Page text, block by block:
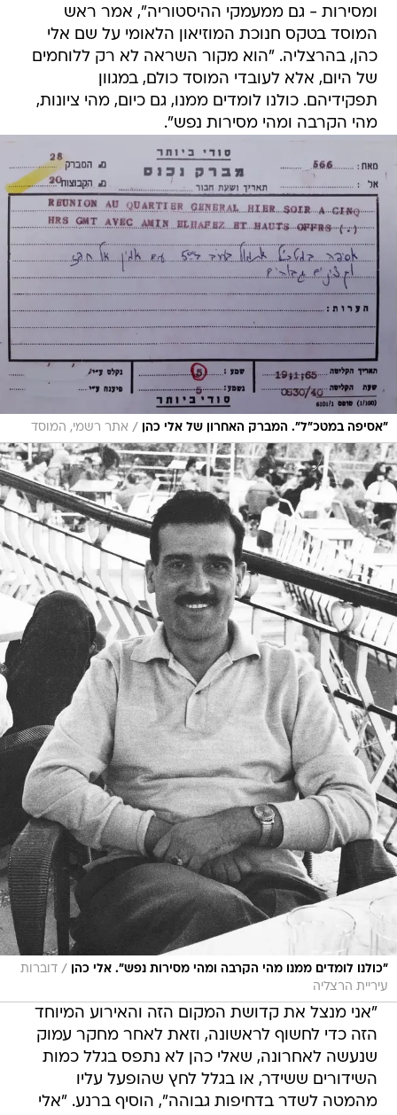
ומסירות - גם ממעמקי ההיסטוריה", אמר ראש
המוסד בטקס חנוכת המוזיאון הלאומי על שם אלי
כהן, בהרצליה. "הוא מקור השראה לא רק ללוחמים
של היום, אלא לעובדי המוסד כולם, במגוון
תפקידיהם. כולנו לומדים ממנו, גם כיום, מהי ציונות,
מהי הקרבה ומהי מסירות נפש".
"אסיפה במטכ"ל". המברק האחרון של אלי כהן / אתר רשמי, המוסד
"כולנו לומדים ממנו מהי הקרבה ומהי מסירות נפש". אלי כהן / דוברות
עיריית הרצליה
"אני מנצל את קדושת המקום הזה והאירוע המיוחד
הזה כדי לחשוף לראשונה, וזאת לאחר מחקר עמוק
שנעשה לאחרונה, שאלי כהן לא נתפס בגלל כמות
השידורים ששידר, או בגלל לחץ שהופעל עליו
מהמטה לשדר בדחיפות גבוהה", הוסיף ברנע. "אלי